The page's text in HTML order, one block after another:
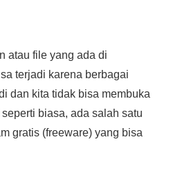
atau file yang ada di
terjadi karena berbagai
dan kita tidak bisa membuka
biasa, ada salah satu
gratis (freeware) yang bisa